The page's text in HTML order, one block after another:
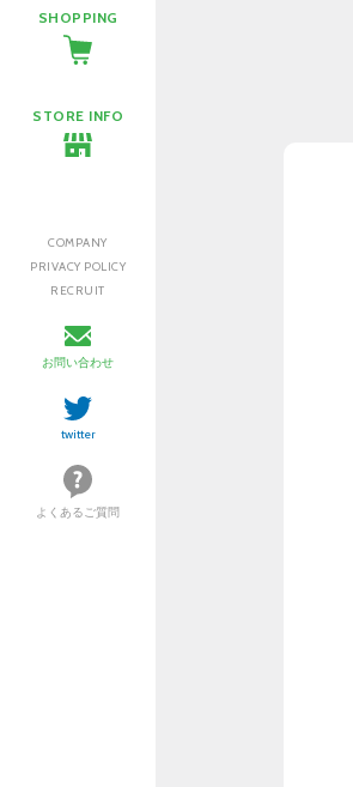
SHOPPING
STORE INFO
COMPANY
PRIVACY POLICY
RECRUIT
お問い合わせ
twitter
よくあるご質問